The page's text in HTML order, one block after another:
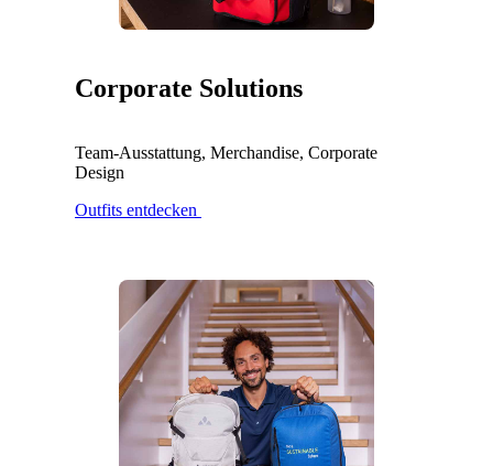
Corporate Solutions
Team-Ausstattung, Merchandise, Corporate
Design
Outfits entdecken